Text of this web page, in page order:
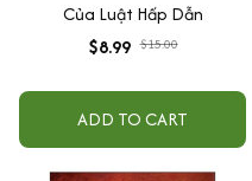
Của Luật Hấp Dẫn
$8.99 $15.00
ADD TO CART